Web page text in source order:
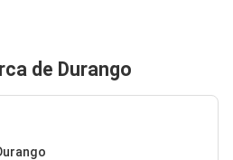
de Durango